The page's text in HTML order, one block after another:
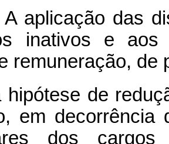
aplicação das
inativos e aos
remuneração, de
hipótese de
em decorrência
dos